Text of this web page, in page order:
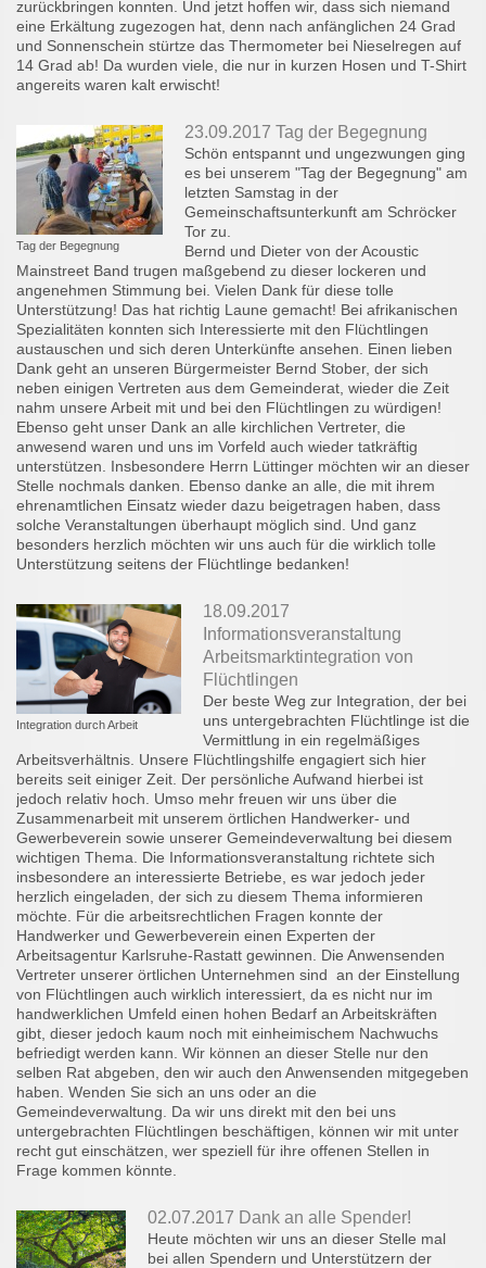
zurückbringen konnten. Und jetzt hoffen wir, dass sich niemand
eine Erkältung zugezogen hat, denn nach anfänglichen 24 Grad
und Sonnenschein stürtze das Thermometer bei Nieselregen auf
14 Grad ab! Da wurden viele, die nur in kurzen Hosen und T-Shirt
angereits waren kalt erwischt!
Tag der Begegnung
23.09.2017 Tag der Begegnung
Schön entspannt und ungezwungen ging
es bei unserem "Tag der Begegnung" am
letzten Samstag in der
Gemeinschaftsunterkunft am Schröcker
Tor zu.
Bernd und Dieter von der Acoustic
Mainstreet Band trugen maßgebend zu dieser lockeren und
angenehmen Stimmung bei. Vielen Dank für diese tolle
Unterstützung! Das hat richtig Laune gemacht! Bei afrikanischen
Spezialitäten konnten sich Interessierte mit den Flüchtlingen
austauschen und sich deren Unterkünfte ansehen. Einen lieben
Dank geht an unseren Bürgermeister Bernd Stober, der sich
neben einigen Vertreten aus dem Gemeinderat, wieder die Zeit
nahm unsere Arbeit mit und bei den Flüchtlingen zu würdigen!
Ebenso geht unser Dank an alle kirchlichen Vertreter, die
anwesend waren und uns im Vorfeld auch wieder tatkräftig
unterstützen. Insbesondere Herrn Lüttinger möchten wir an dieser
Stelle nochmals danken. Ebenso danke an alle, die mit ihrem
ehrenamtlichen Einsatz wieder dazu beigetragen haben, dass
solche Veranstaltungen überhaupt möglich sind. Und ganz
besonders herzlich möchten wir uns auch für die wirklich tolle
Unterstützung seitens der Flüchtlinge bedanken!
Integration durch Arbeit
18.09.2017
Informationsveranstaltung
Arbeitsmarktintegration von
Flüchtlingen
Der beste Weg zur Integration, der bei
uns untergebrachten Flüchtlinge ist die
Vermittlung in ein regelmäßiges
Arbeitsverhältnis. Unsere Flüchtlingshilfe engagiert sich hier
bereits seit einiger Zeit. Der persönliche Aufwand hierbei ist
jedoch relativ hoch. Umso mehr freuen wir uns über die
Zusammenarbeit mit unserem örtlichen Handwerker- und
Gewerbeverein sowie unserer Gemeindeverwaltung bei diesem
wichtigen Thema. Die Informationsveranstaltung richtete sich
insbesondere an interessierte Betriebe, es war jedoch jeder
herzlich eingeladen, der sich zu diesem Thema informieren
möchte. Für die arbeitsrechtlichen Fragen konnte der
Handwerker und Gewerbeverein einen Experten der
Arbeitsagentur Karlsruhe-Rastatt gewinnen. Die Anwensenden
Vertreter unserer örtlichen Unternehmen sind an der Einstellung
von Flüchtlingen auch wirklich interessiert, da es nicht nur im
handwerklichen Umfeld einen hohen Bedarf an Arbeitskräften
gibt, dieser jedoch kaum noch mit einheimischem Nachwuchs
befriedigt werden kann. Wir können an dieser Stelle nur den
selben Rat abgeben, den wir auch den Anwensenden mitgegeben
haben. Wenden Sie sich an uns oder an die
Gemeindeverwaltung. Da wir uns direkt mit den bei uns
untergebrachten Flüchtlingen beschäftigen, können wir mit unter
recht gut einschätzen, wer speziell für ihre offenen Stellen in
Frage kommen könnte.
02.07.2017 Dank an alle Spender!
Heute möchten wir uns an dieser Stelle mal
bei allen Spendern und Unterstützern der